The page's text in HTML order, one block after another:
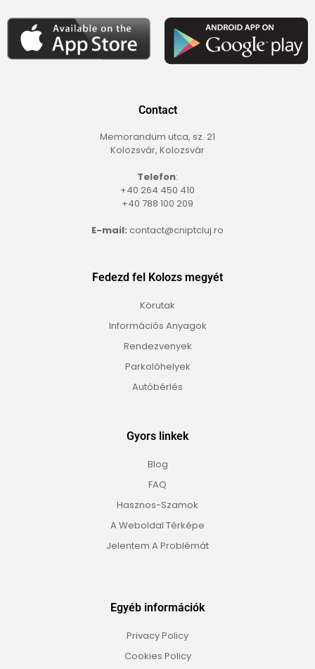
Contact
Memorandum utca, sz. 21
Kolozsvár, Kolozsvár
Telefon:
+40 264 450 410
+40 788 100 209
E-mail: contact@cniptcluj.ro
Fedezd fel Kolozs megyét
Körutak
Információs Anyagok
Rendezvenyek
Parkolóhelyek
Autóbérlés
Gyors linkek
Blog
FAQ
Hasznos-Szamok
A Weboldal Térképe
Jelentem A Problémát
Egyéb információk
Privacy Policy
Cookies Policy